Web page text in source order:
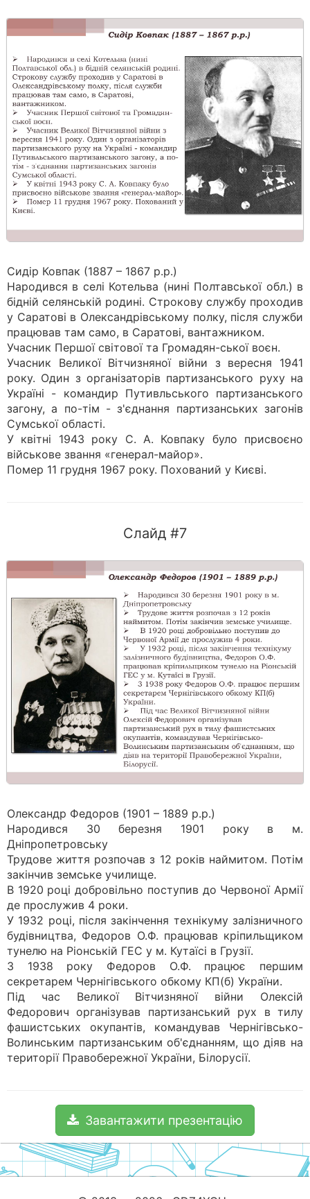
Сидір Ковпак (1887 – 1867 р.р.)
Народився в селі Котельва (нині Полтавської обл.) в
бідній селянській родині. Строкову службу проходив
у Саратові в Олександрівському полку, після служби
працював там само, в Саратові, вантажником.
Учасник Першої світової та Громадян-ської воєн.
Учасник Великої Вітчизняної війни з вересня 1941
року. Один з організаторів партизанського руху на
Україні - командир Путивльського партизанського
загону, а по-тім - з'єднання партизанських загонів
Сумської області.
У квітні 1943 року С. А. Ковпаку було присвоєно
військове звання «генерал-майор».
Помер 11 грудня 1967 року. Похований у Києві.
Слайд #7
Олександр Федоров (1901 – 1889 р.р.)
Народився 30 березня 1901 року в м.
Дніпропетровську
Трудове життя розпочав з 12 років наймитом. Потім
закінчив земське училище.
В 1920 році добровільно поступив до Червоної Армії
де прослужив 4 роки.
У 1932 році, після закінчення технікуму залізничного
будівництва, Федоров О.Ф. працював кріпильщиком
тунелю на Ріонській ГЕС у м. Кутаїсі в Грузії.
3 1938 року Федоров О.Ф. працює першим
секретарем Чернігівського обкому КП(б) України.
Під час Великої Вітчизняної війни Олексій
Федорович організував партизанський рух в тилу
фашистських окупантів, командував Чернігівсько-
Волинським партизанським об'єднанням, що діяв на
території Правобережної України, Білорусії.
Завантажити презентацію